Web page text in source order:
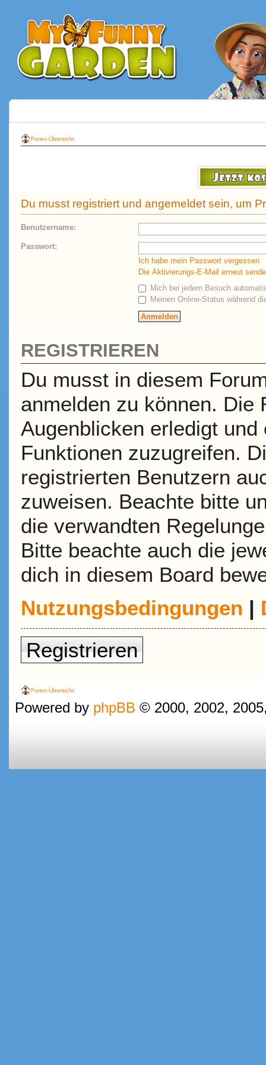
Foren-Übersicht
Du musst registriert und angemeldet sein, um
Benutzername:
Passwort:
Ich habe mein Passwort vergessen
Die Aktivierungs-E-Mail erneut
Mich bei jedem Besuch
Meinen Online-Status während
REGISTRIEREN
Du musst in diesem
anmelden zu können. Die
Augenblicken erledigt
Funktionen zuzugreifen.
registrierten Benutzern
zuweisen. Beachte bitte
die verwandten
Bitte beachte auch die
dich in diesem Board
Nutzungsbedingungen |
Registrieren
Foren-Übersicht
Powered by phpBB © 2000, 2002,